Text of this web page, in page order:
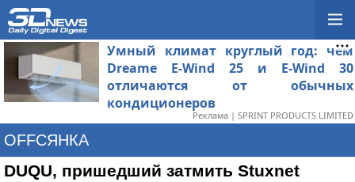
Умный климат круглый год: чем
Dreame E-Wind 25 и E-Wind 30
отличаются от обычных
кондиционеров
Реклама | SPRINT PRODUCTS LIMITED
OFFСЯНКА
DUQU, пришедший затмить Stuxnet